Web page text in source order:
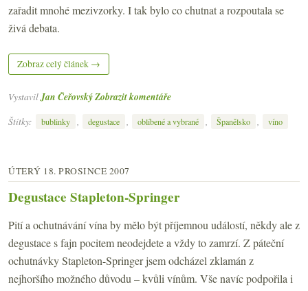
zařadit mnohé mezivzorky. I tak bylo co chutnat a rozpoutala se
živá debata.
Zobraz celý článek →
VystavilJan ČeřovskýZobrazit komentáře
Štítky:
bublinky , degustace , oblíbené a vybrané , Španělsko , víno
ÚTERÝ 18. PROSINCE 2007
Degustace Stapleton-Springer
Pití a ochutnávání vína by mělo být příjemnou událostí, někdy ale z
degustace s fajn pocitem neodejdete a vždy to zamrzí. Z páteční
ochutnávky Stapleton-Springer jsem odcházel zklamán z
nejhoršího možného důvodu – kvůli vínům. Vše navíc podpořila i